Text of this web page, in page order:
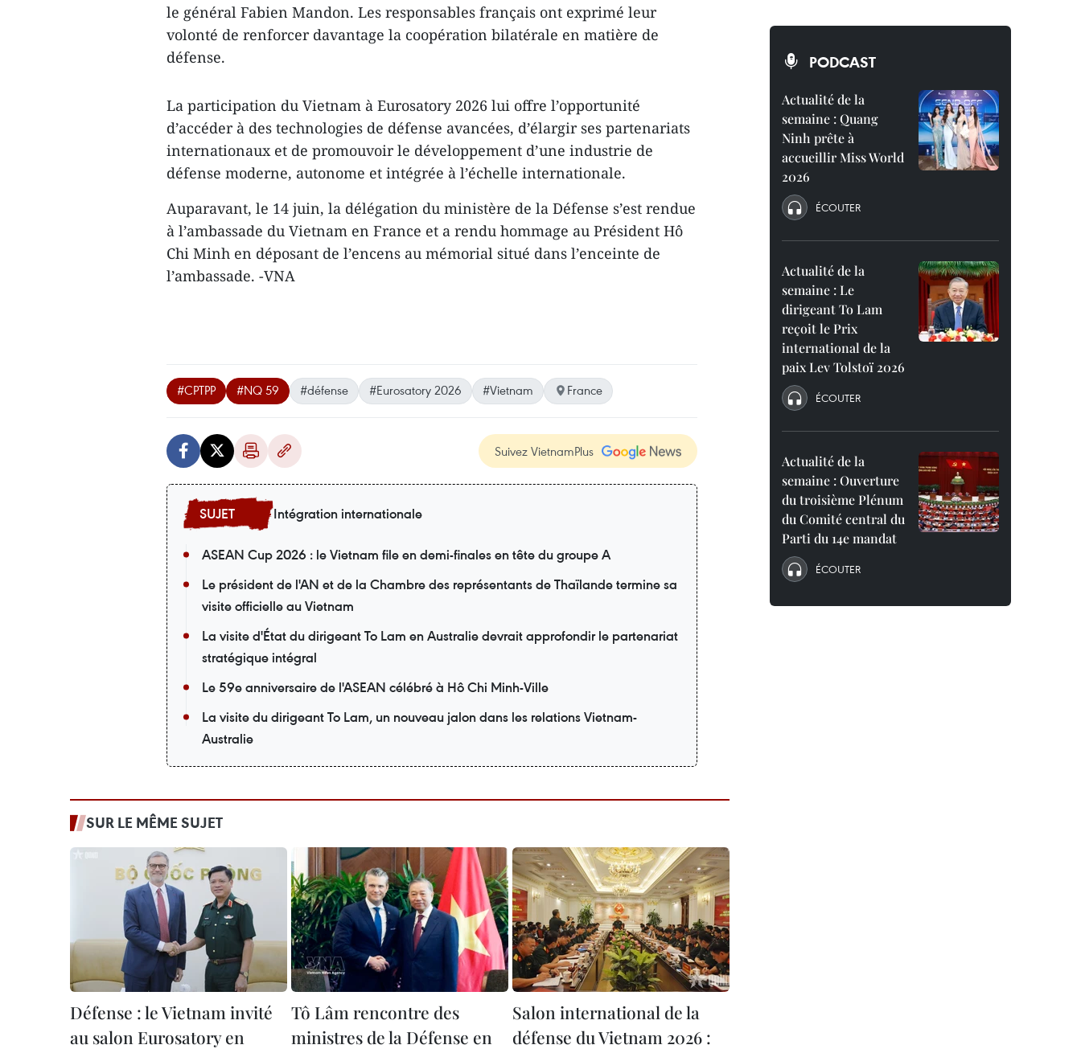
le général Fabien Mandon. Les responsables français ont exprimé leur
volonté de renforcer davantage la coopération bilatérale en matière de
défense.
La participation du Vietnam à Eurosatory 2026 lui offre l’opportunité
d’accéder à des technologies de défense avancées, d’élargir ses partenariats
internationaux et de promouvoir le développement d’une industrie de
défense moderne, autonome et intégrée à l’échelle internationale.
Auparavant, le 14 juin, la délégation du ministère de la Défense s’est rendue
à l’ambassade du Vietnam en France et a rendu hommage au Président Hô
Chi Minh en déposant de l’encens au mémorial situé dans l’enceinte de
l’ambassade. -VNA
#CPTPP #NQ 59 #défense #Eurosatory 2026 #Vietnam France
Suivez VietnamPlus
Intégration internationale
ASEAN Cup 2026 : le Vietnam file en demi-finales en tête du groupe A
Le président de l'AN et de la Chambre des représentants de Thaïlande termine sa
visite officielle au Vietnam
La visite d'État du dirigeant To Lam en Australie devrait approfondir le partenariat
stratégique intégral
Le 59e anniversaire de l'ASEAN célébré à Hô Chi Minh-Ville
La visite du dirigeant To Lam, un nouveau jalon dans les relations Vietnam-
Australie
SUR LE MÊME SUJET
Défense : le Vietnam invité
au salon Eurosatory en
Tô Lâm rencontre des
ministres de la Défense en
Salon international de la
défense du Vietnam 2026 :
PODCAST
Actualité de la
semaine : Quang
Ninh prête à
accueillir Miss World
2026
ÉCOUTER
Actualité de la
semaine : Le
dirigeant To Lam
reçoit le Prix
international de la
paix Lev Tolstoï 2026
ÉCOUTER
Actualité de la
semaine : Ouverture
du troisième Plénum
du Comité central du
Parti du 14e mandat
ÉCOUTER